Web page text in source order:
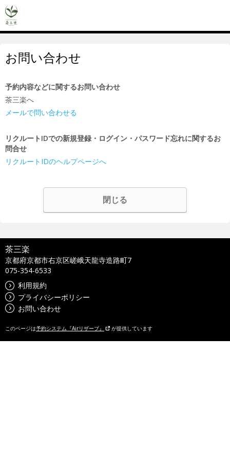
お問い合わせ
予約内容などに関するお問い合わせ
茶三楽へ
メールで問い合わせる
リクルートIDでの新規登録・ログイン・パスワード忘れに関するお
問合せ
リクルートIDのヘルプページへ
閉じる
茶三楽
京都府京都市右京区嵯峨天龍寺造路町7
075-354-6533
利用規約
プライバシーポリシー
お問い合わせ
このページは予約システム『Airリザーブ』 が提供しています